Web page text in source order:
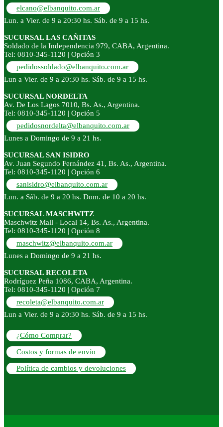
elcano@elbanquito.com.ar
Lun. a Vier. de 9 a 20:30 hs. Sáb. de 9 a 15 hs.
SUCURSAL LAS CAÑITAS
Soldado de la Independencia 979, CABA, Argentina.
Tel: 0810-345-1120 | Opción 3
pedidossoldado@elbanquito.com.ar
Lun a Vier. de 9 a 20:30 hs. Sáb. de 9 a 15 hs.
SUCURSAL NORDELTA
Av. De Los Lagos 7010, Bs. As., Argentina.
Tel: 0810-345-1120 | Opción 5
pedidosnordelta@elbanquito.com.ar
Lunes a Domingo de 9 a 21 hs.
SUCURSAL SAN ISIDRO
Av. Juan Segundo Fernández 41, Bs. As., Argentina.
Tel: 0810-345-1120 | Opción 6
sanisidro@elbanquito.com.ar
Lun. a Sáb. de 9 a 20 hs. Dom. de 10 a 20 hs.
SUCURSAL MASCHWITZ
Maschwitz Mall - Local 14, Bs. As., Argentina.
Tel: 0810-345-1120 | Opción 8
maschwitz@elbanquito.com.ar
Lunes a Domingo de 9 a 21 hs.
SUCURSAL RECOLETA
Rodríguez Peña 1086, CABA, Argentina.
Tel: 0810-345-1120 | Opción 7
recoleta@elbanquito.com.ar
Lun a Vier. de 9 a 20:30 hs. Sáb. de 9 a 15 hs.
¿Cómo Comprar?
Costos y formas de envío
Política de cambios y devoluciones